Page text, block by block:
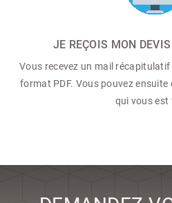
JE REÇOIS MON
Vous recevez un mail
format PDF. Vous pouvez
qui vous est